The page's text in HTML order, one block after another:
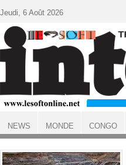
ACCUEIL
Jeudi, 6 Août 2026
NEWS MONDE CONGO